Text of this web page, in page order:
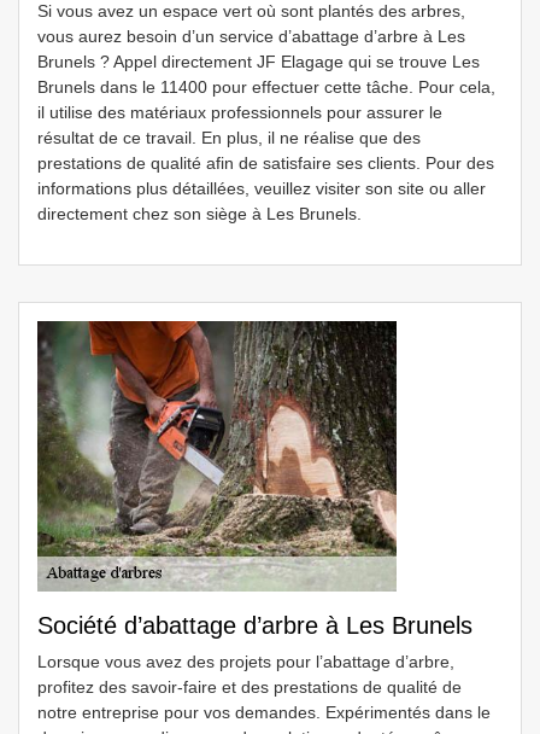
Si vous avez un espace vert où sont plantés des arbres,
vous aurez besoin d’un service d’abattage d’arbre à Les
Brunels ? Appel directement JF Elagage qui se trouve Les
Brunels dans le 11400 pour effectuer cette tâche. Pour cela,
il utilise des matériaux professionnels pour assurer le
résultat de ce travail. En plus, il ne réalise que des
prestations de qualité afin de satisfaire ses clients. Pour des
informations plus détaillées, veuillez visiter son site ou aller
directement chez son siège à Les Brunels.
Société d’abattage d’arbre à Les Brunels
Lorsque vous avez des projets pour l’abattage d’arbre,
profitez des savoir-faire et des prestations de qualité de
notre entreprise pour vos demandes. Expérimentés dans le